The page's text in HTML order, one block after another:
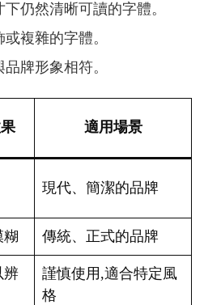
仍然清晰可讀的字體。
複雜的字體。
牌形象相符。
適用場景
現代、簡潔的品牌
傳統、正式的品牌
辨
謹慎使用,適合特定風
格